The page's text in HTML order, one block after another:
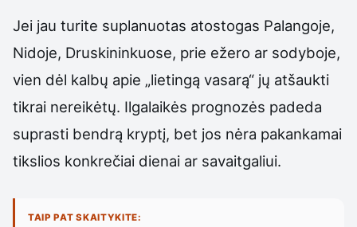
Jei jau turite suplanuotas atostogas Palangoje,
Nidoje, Druskininkuose, prie ežero ar sodyboje,
vien dėl kalbų apie „lietingą vasarą“ jų atšaukti
tikrai nereikėtų. Ilgalaikės prognozės padeda
suprasti bendrą kryptį, bet jos nėra pakankamai
tikslios konkrečiai dienai ar savaitgaliui.
TAIP PAT SKAITYKITE: